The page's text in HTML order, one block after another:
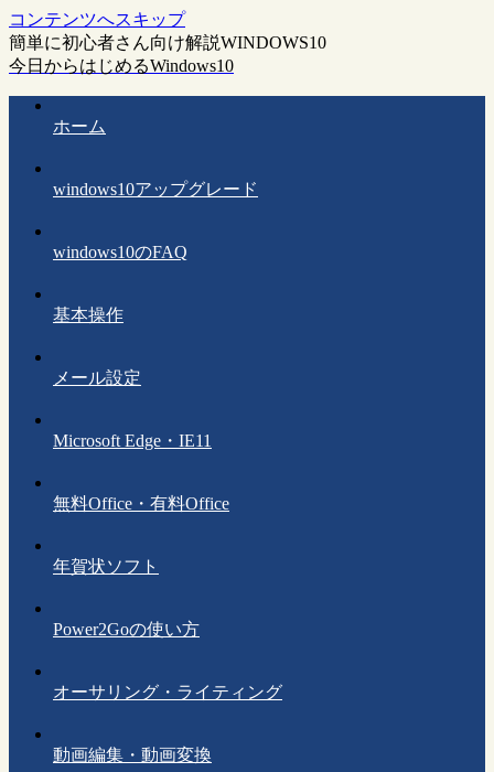
コンテンツへスキップ
簡単に初心者さん向け解説WINDOWS10
今日からはじめるWindows10
ホーム
windows10アップグレード
windows10のFAQ
基本操作
メール設定
Microsoft Edge・IE11
無料Office・有料Office
年賀状ソフト
Power2Goの使い方
オーサリング・ライティング
動画編集・動画変換